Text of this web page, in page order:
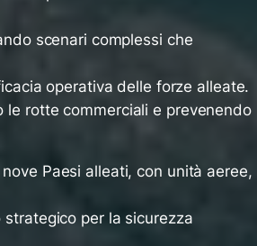
scenari complessi che
operativa delle forze alleate.
le rotte commerciali e prevenendo
Paesi alleati, con unità aeree,
strategico per la sicurezza